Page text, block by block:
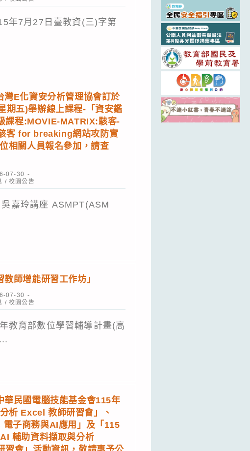
年7月27日臺教資(三)字第
灣E化資安分析管理協會訂於
期五)舉辦線上課程-「資安鑑
課程:MOVIE-MATRIX:駭客-
客 for breaking網站攻防實
相關人員報名參加，請查
07-30
/ 校園公告
嘉玲講座 ASMPT(ASM
教師增能研習工作坊」
07-30
/ 校園公告
教育部數位學習輔導計畫(高
華民國電腦技能基金會115年
析 Excel 教師研習會」、
電子商務與AI應用」及「115
輔助資料擷取與分析